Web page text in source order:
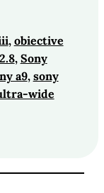
, obiective
, Sony
a9, sony
wide